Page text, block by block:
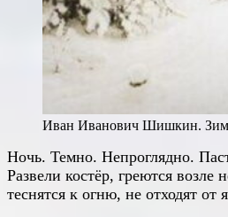
Иван Иванович Шишкин.
Ночь. Темно. Непроглядно.
Развели костёр, греются
теснятся к огню, не отходят от